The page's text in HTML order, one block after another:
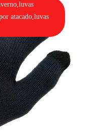
atacado,luvas